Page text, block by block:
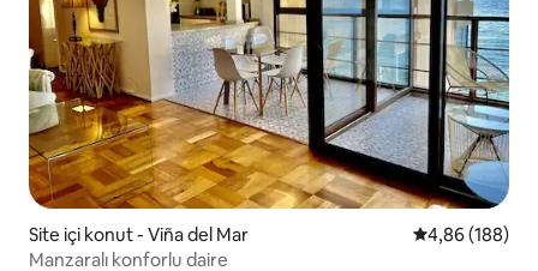
Site içi konut - Viña del Mar 5 üzerinden
4,86 (188)
Manzaralı konforlu daire